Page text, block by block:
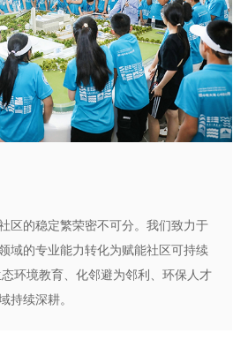
区的稳定繁荣密不可分。我们致力于
域的专业能力转化为赋能社区可持续
环境教育、化邻避为邻利、环保人才
持续深耕。